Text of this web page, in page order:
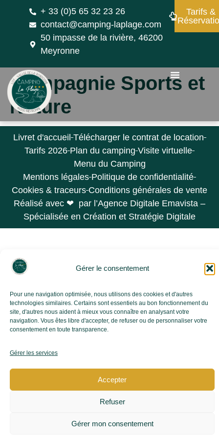
Gérer le consentement
Pour une navigation optimisée, nous utilisons des cookies et d'autres
technologies similaires. Certains sont essentiels au bon fonctionnement du
site, d'autres nous aident à mieux vous connaître en analysant votre
navigation. Vous êtes libre d'accepter, de refuser ou de personnaliser votre
consentement en toute transparence.
Gérer les services
Accepter
Refuser
Gérer mon consentement
+ 33 (0)5 65 32 23 26
contact@camping-laplage.com
50 impasse de la rivière, 46200
Meyronne
Tarifs &
Compagnie Sports et
Nature
Livret d'accueil Télécharger le contrat de location
Tarifs 2026 Plan du camping Visite virtuelle
Menu du Camping
Mentions légales Politique de confidentialité
Cookies & traceurs Conditions générales de vente
Réalisé avec ❤ par l’Agence Digitale Emavista –
Spécialisée en Création et Stratégie Digitale